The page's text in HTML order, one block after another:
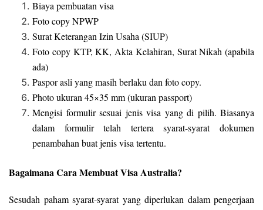
Biaya pembuatan visa
Foto copy NPWP
Surat Keterangan Izin Usaha (SIUP)
Foto copy KTP, KK, Akta Kelahiran, Surat Nikah (apabila
ada)
Paspor asli yang masih berlaku dan foto copy.
Photo ukuran 45×35 mm (ukuran passport)
Mengisi formulir sesuai jenis visa yang di pilih. Biasanya
dalam formulir telah tertera syarat-syarat dokumen
penambahan buat jenis visa tertentu.
Bagaimana Cara Membuat Visa Australia?
Sesudah paham syarat-syarat yang diperlukan dalam pengerjaan